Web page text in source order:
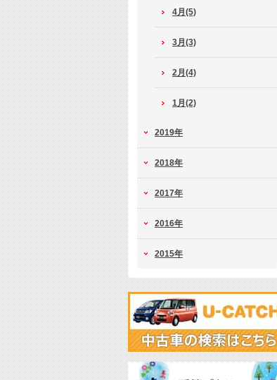
4月(5)
3月(3)
2月(4)
1月(2)
2019年
2018年
2017年
2016年
2015年